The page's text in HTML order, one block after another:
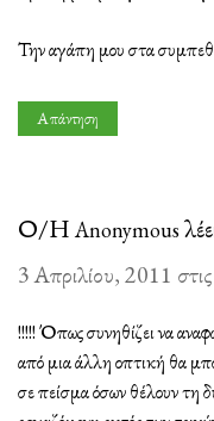
Την αγάπη μου στα
Απάντηση
Ο/Η Anonymous
3 Απριλίου, 2011
!!!!! Όπως συνηθίζει να
από μια άλλη οπτική θα
σε πείσμα όσων θέλουν τη